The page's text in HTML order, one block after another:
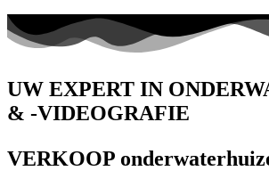
UW EXPERT IN
& -VIDEOGRAFIE
VERKOOP